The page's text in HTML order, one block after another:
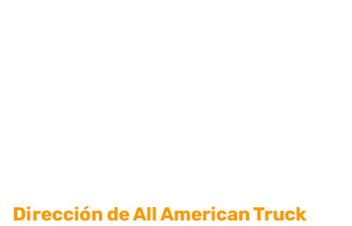
Dirección de All American Truck